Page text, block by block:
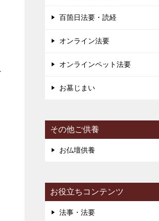
百箇日法要・読経
オンライン法要
オンラインペット法要
お墓じまい
その他ご供養
お仏壇供養
お役立ちコンテンツ
法事・法要